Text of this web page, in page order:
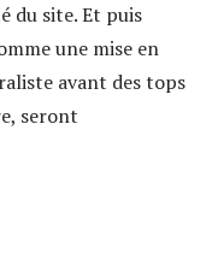
du site. Et puis
une mise en
avant des tops
seront